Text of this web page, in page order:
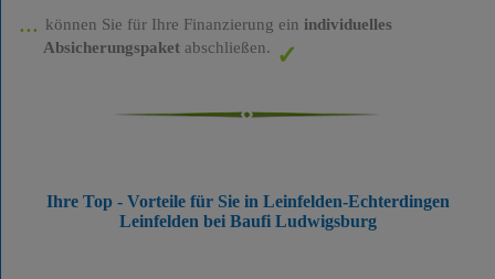
können Sie für Ihre Finanzierung ein individuelles
Absicherungspaketabschließen.
Ihre Top - Vorteile für Sie in Leinfelden-Echterdingen
Leinfelden bei Baufi Ludwigsburg